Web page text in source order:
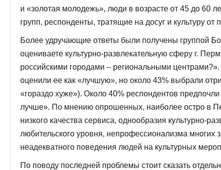
и «золотая молодежь», люди в возрасте от 45 до 60
групп, респонденты, тратящие на досуг и культуру
Более удручающие ответы были получены группой
оцениваете культурно-развлекательную сферу г.
российскими городами – региональными
оценили ее как «лучшую», но около 43% выбрали
«гораздо хуже»). Около 40% респондентов
лучше». По мнению опрошенных, наиболее остро в
низкого качества сервиса, однообразия культурно-
любительского уровня, непрофессионализма многих
неадекватного поведения людей на культурных
По поводу последней проблемы стоит сказать